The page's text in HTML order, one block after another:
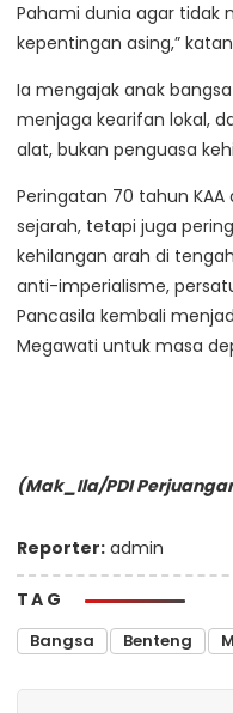
Pahami dunia agar tidak
kepentingan asing,”
Ia mengajak anak
menjaga kearifan lokal,
alat, bukan penguasa
Peringatan 70 tahun KAA
sejarah, tetapi juga
kehilangan arah di
anti-imperialisme,
Pancasila kembali
Megawati untuk masa
(Mak_Ila/PDI
Reporter: admin
TAG
Bangsa Benteng